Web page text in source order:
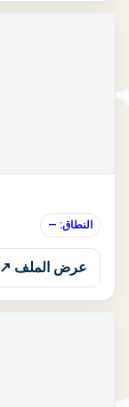
النطاق: —
عرض الملف ↗